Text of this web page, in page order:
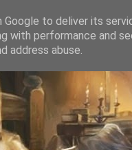
to deliver its
with performance and
address abuse.